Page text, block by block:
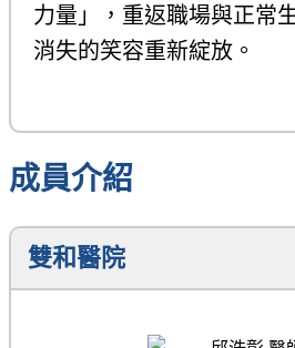
力量」，重返職場與正常
消失的笑容重新綻放。
成員介紹
雙和醫院